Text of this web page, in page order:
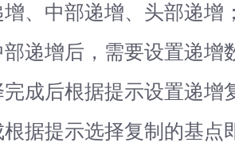
、中部递增、头部递增
递增后，需要设置递增
成后根据提示设置递增
据提示选择复制的基点